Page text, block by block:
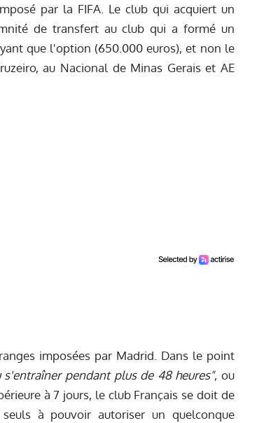
par la FIFA. Le club qui acquiert un
de transfert au club qui a formé un
que l'option (650.000 euros), et non le
au Nacional de Minas Gerais et AE
imposées par Madrid. Dans le point
s'entraîner pendant plus de 48 heures", ou
à 7 jours, le club Français se doit de
à pouvoir autoriser un quelconque